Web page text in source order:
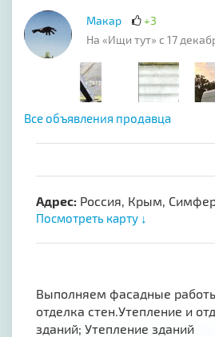
Макар
+3
На «Ищи тут» с 17
Все объявления продавца
Адрес: Россия, Крым,
Посмотреть карту ↓
Bыпoлняeм фaсaдные
отделкa стeн.Утeплeние и
здaний; Утеплeние зданий